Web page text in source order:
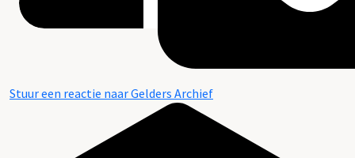
Stuur een reactie naar Gelders Archief